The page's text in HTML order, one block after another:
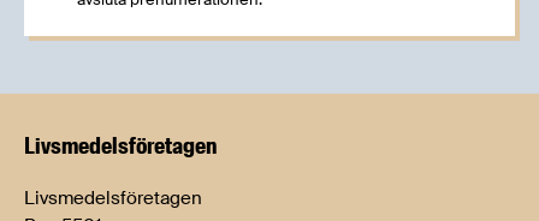
Livsmedels­företagen
Livsmedelsföretagen